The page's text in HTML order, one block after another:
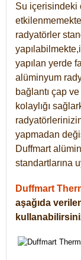
Su içerisindeki
radyatörler
yapılan yerde
alüminyum
bağlantı çap
kolaylığı
yapmadan
Duffmart
standartlarına
Duffmart
aşağıda